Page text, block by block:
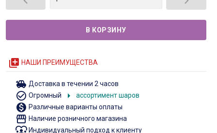
queue НАШИ ПРЕИМУЩЕСТВА
toys Доставка в течении 2 часов
check_circle_outline Огромный arrow_right ассортимент шаров
monetization_on Различные варианты оплаты
storefront Наличие розничного магазина
Индивидуальный подход к клиенту